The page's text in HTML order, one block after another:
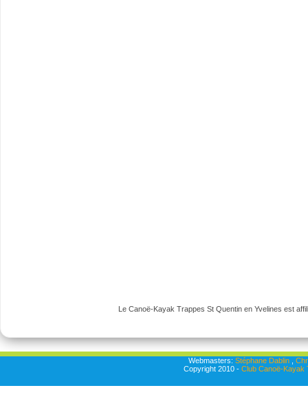
Le Canoë-Kayak Trappes St Quentin en Yvelines est
Webmasters: Stéphane Dablin,
Copyright 2010 - Club Canoë-Kayak